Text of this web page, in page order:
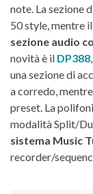
note. La sezione
50 style, mentre
sezione audio
novità è il DP388
una sezione di
a corredo,
preset. La
modalità Split/
sistema Music
recorder/